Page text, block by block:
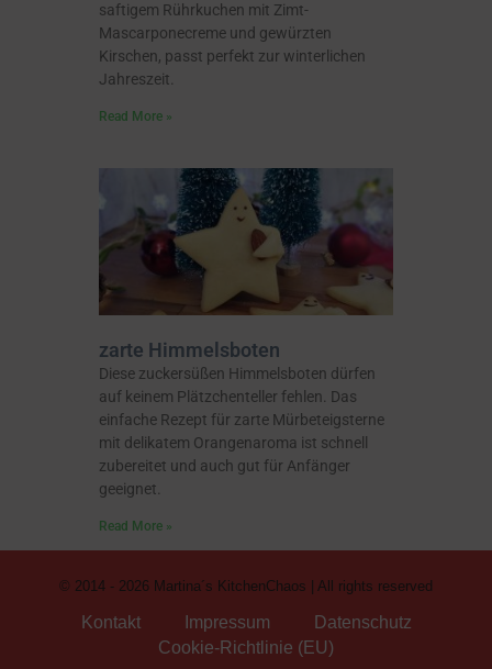
saftigem Rührkuchen mit Zimt-
Mascarponecreme und gewürzten
Kirschen, passt perfekt zur winterlichen
Jahreszeit.
Read More »
zarte Himmelsboten
Diese zuckersüßen Himmelsboten dürfen
auf keinem Plätzchenteller fehlen. Das
einfache Rezept für zarte Mürbeteigsterne
mit delikatem Orangenaroma ist schnell
zubereitet und auch gut für Anfänger
geeignet.
Read More »
© 2014 - 2026 Martina´s KitchenChaos | All rights reserved
Kontakt Impressum
Datenschutz
Cookie-Richtlinie (EU)